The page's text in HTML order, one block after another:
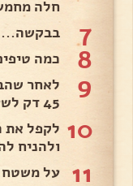
חלה
7 בבקשה...
8 כמה
9
לאחר
45 דק לשעה....
10 לקפל את
ולהניח
11
על משטח